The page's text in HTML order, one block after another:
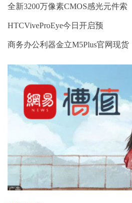
全新3200万像素CMOS感光元件索
HTCViveProEye今日开启预
商务办公利器金立M5Plus官网现货